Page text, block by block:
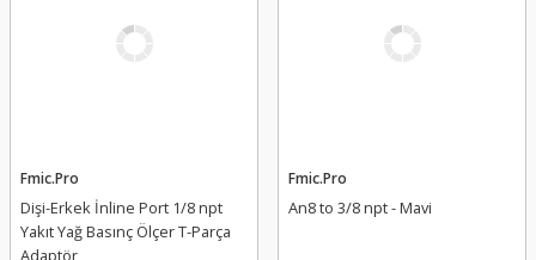
Fmic.Pro
Dişi-Erkek İnline Port 1/8 npt
Yakıt Yağ Basınç Ölçer T-Parça
Adaptör
Fmic.Pro
An8 to 3/8 npt - Mavi